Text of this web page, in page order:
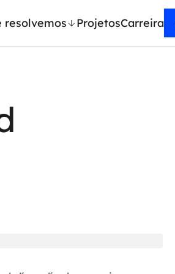
resolvemos ProjetosCarreira